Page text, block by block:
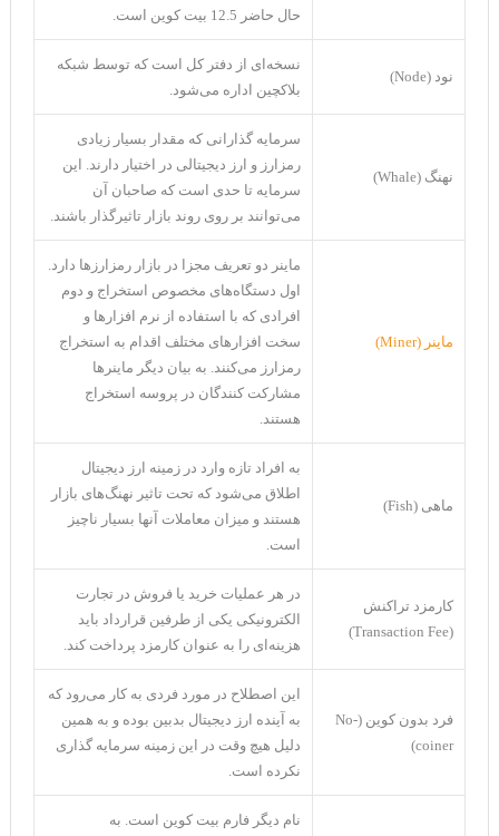
حال حاضر 12.5 بیت کوین است.
نود (Node)
نسخه‌ای از دفتر کل است که توسط شبکه
بلاکچین اداره می‌شود.
نهنگ (Whale)
سرمایه گذارانی که مقدار بسیار زیادی
رمزارز و ارز دیجیتالی در اختیار دارند. این
سرمایه تا حدی است که صاحبان آن
می‌توانند بر روی روند بازار تاثیرگذار باشند.
ماینر (Miner)
ماینر دو تعریف مجزا در بازار رمزارز‌ها دارد.
اول دستگاه‌های مخصوص استخراج و دوم
افرادی که با استفاده از نرم افزار‌ها و
سخت افزار‌های مختلف اقدام به استخراج
رمزارز می‌کنند. به بیان دیگر ماینرها
مشارکت کنندگان در پروسه استخراج
هستند.
ماهی (Fish)
به افراد تازه وارد در زمینه ارز دیجیتال
اطلاق می‌شود که تحت تاثیر نهنگ‌های بازار
هستند و میزان معاملات آنها بسیار ناچیز
است.
کارمزد تراکنش
(Transaction Fee)
در هر عملیات خرید یا فروش در تجارت
الکترونیکی یکی از طرفین قرارداد باید
هزینه‌ای را به عنوان کارمزد پرداخت کند.
فرد بدون کوین (No-
coiner)
این اصطلاح در مورد فردی به کار می‌رود که
به آینده ارز دیجیتال بدبین بوده و به همین
دلیل هیچ وقت در این زمینه سرمایه گذاری
نکرده است.
نام دیگر فارم بیت کوین است. به